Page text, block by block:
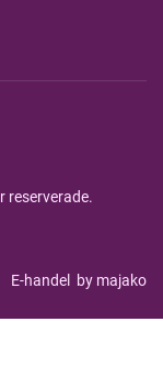
reserverade.
E-handel by majako